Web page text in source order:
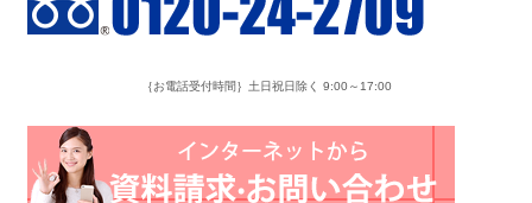
｛お電話受付時間｝土日祝日除く 9:00～17:00